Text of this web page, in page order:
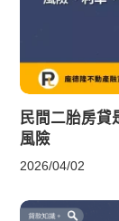
民間二胎房貸
風險
2026/04/02